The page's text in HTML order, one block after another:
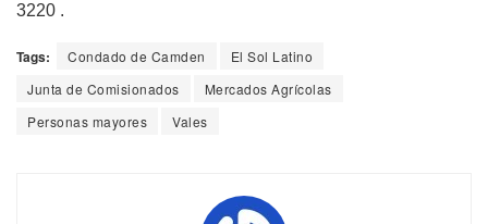
3220 .
Tags: Condado de Camden
El Sol Latino
Junta de Comisionados
Mercados Agrícolas
Personas mayores
Vales